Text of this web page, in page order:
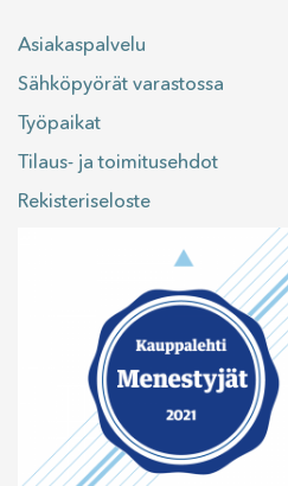
Asiakaspalvelu
Sähköpyörät varastossa
Työpaikat
Tilaus- ja toimitusehdot
Rekisteriseloste